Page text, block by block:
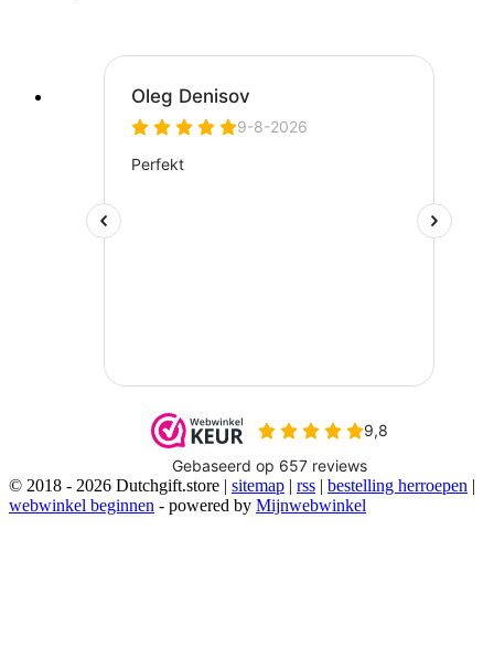
© 2018 - 2026 Dutchgift.store | sitemap | rss | bestelling herroepen |
webwinkel beginnen - powered by Mijnwebwinkel